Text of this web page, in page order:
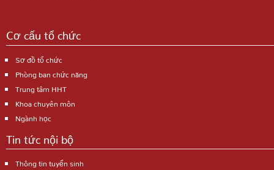
Cơ cấu tổ chức
Sơ đồ tổ chức
Phòng ban chức năng
Trung tâm HHT
Khoa chuyên môn
Ngành học
Tin tức nội bộ
Thông tin tuyển sinh